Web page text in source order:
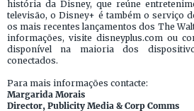
história da Disney, que reúne
televisão, o Disney+ é também o serviço
os mais recentes lançamentos dos The
informações, visite disneyplus.com ou
disponível na maioria dos
conectados.
Para mais informações contacte:
Margarida Morais
Director, Publicity Media & Corp Comms